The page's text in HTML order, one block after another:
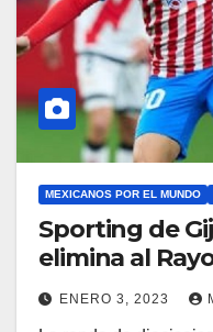
MEXICANOS POR EL MUNDO
Sporting de
elimina al
ENERO 3, 2023